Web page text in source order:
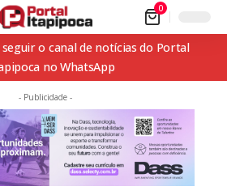
0
seguir o canal de notícias do Portal
no WhatsApp
- Publicidade -